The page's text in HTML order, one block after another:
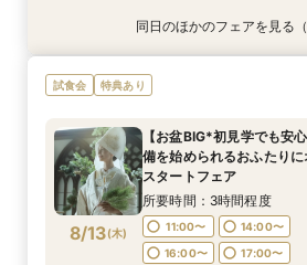
特典あり
8/11(火)
【初見学でも安心】気軽
タートフェア
9:00〜
10:00〜
14:30〜
フェアを予約
特典あり
8/11(火)
【少人数*おもてなし重視
OK！少人数婚相談会◆八
おもてなし体験フェア
所要時間：3時間程度
9:00〜
14:30〜
15:00〜
フェアを予約
特典あり
8/11(火)
【組数限定】ご来館で
ト！さらに、ご成約で挙
定の特典付リニューアル
所要時間：3時間程度
9:00〜
14:30〜
15:00〜
フェアを予約
同日のほかのフェアを見る（
試食会 特典あり
8/13(木)
【お盆BIG*初見学でも安
備を始められるおふたり
スタートフェア
所要時間：3時間程度
11:00〜
14:00〜
16:00〜
17:00〜